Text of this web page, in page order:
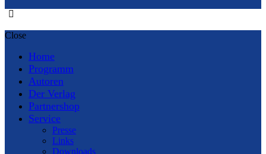
Close
Home
Programm
Autoren
Der Verlag
Partnershop
Service
Presse
Links
Downloads